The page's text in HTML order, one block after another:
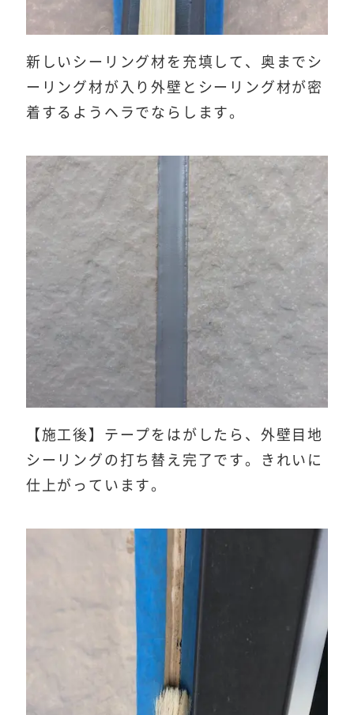
新しいシーリング材を充填して、奥までシ
ーリング材が入り外壁とシーリング材が密
着するようヘラでならします。
【施工後】テープをはがしたら、外壁目地
シーリングの打ち替え完了です。きれいに
仕上がっています。